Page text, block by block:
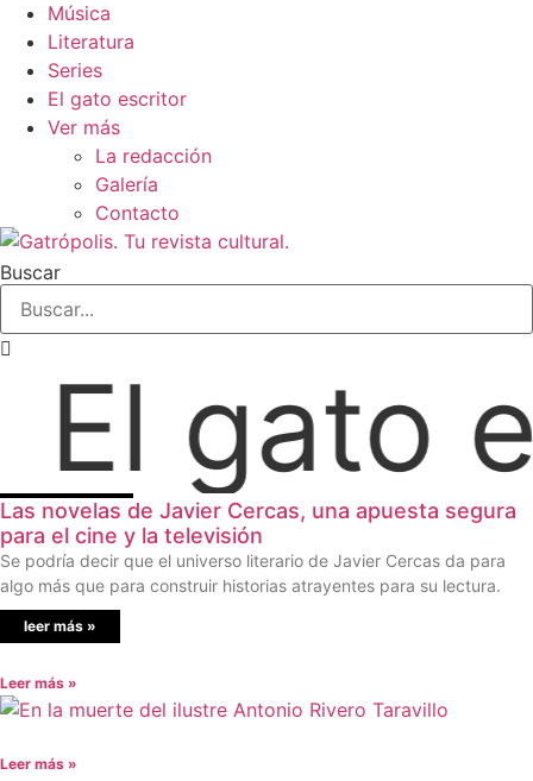
Música
Literatura
Series
El gato escritor
Ver más
La redacción
Galería
Contacto
Buscar
gato
Las novelas de Javier Cercas, una apuesta segura
para el cine y la televisión
Se podría decir que el universo literario de Javier Cercas da para
algo más que para construir historias atrayentes para su lectura.
leer más »
Leer más »
Leer más »